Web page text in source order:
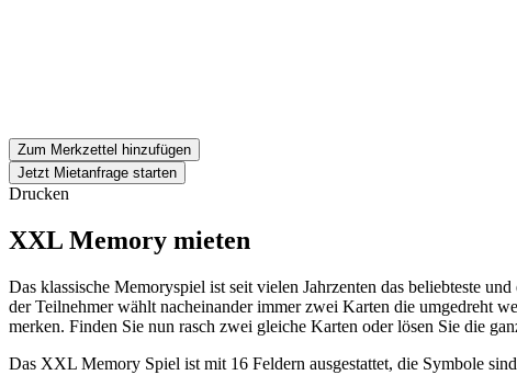
Zum Merkzettel hinzufügen
Jetzt Mietanfrage starten
Drucken
XXL Memory mieten
Das klassische Memoryspiel ist seit vielen Jahrzenten das beliebteste
der Teilnehmer wählt nacheinander immer zwei Karten die umgedreht
merken. Finden Sie nun rasch zwei gleiche Karten oder lösen Sie die
Das XXL Memory Spiel ist mit 16 Feldern ausgestattet, die Symbole